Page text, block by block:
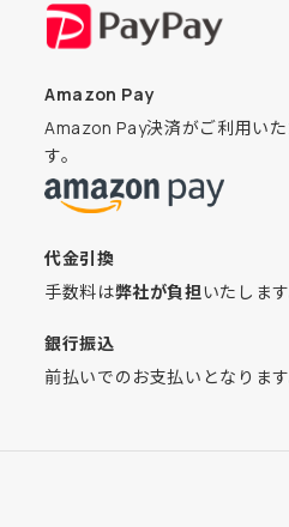
Amazon Pay
Amazon Pay決済がご利用いた
す。
代金引換
手数料は弊社が負担いたします
銀行振込
前払いでのお支払いとなります